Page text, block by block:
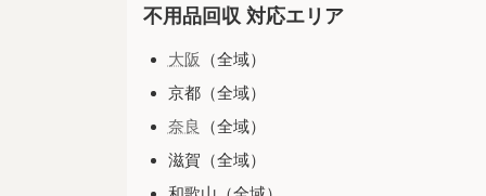
不用品回収 対応エリア
大阪 （全域）
京都（全域）
奈良 （全域）
滋賀（全域）